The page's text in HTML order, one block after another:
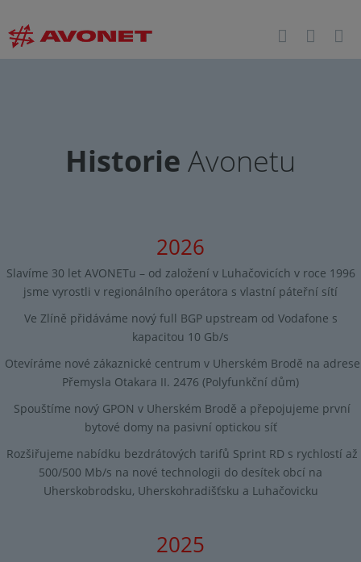
Historie Avonetu
2026
Slavíme 30 let AVONETu – od založení v Luhačovicích v roce 1996
jsme vyrostli v regionálního operátora s vlastní páteřní sítí
Ve Zlíně přidáváme nový full BGP upstream od Vodafone s
kapacitou 10 Gb/s
Otevíráme nové zákaznické centrum v Uherském Brodě na adrese
Přemysla Otakara II. 2476 (Polyfunkční dům)
Spouštíme nový GPON v Uherském Brodě a přepojujeme první
bytové domy na pasivní optickou síť
Rozšiřujeme nabídku bezdrátových tarifů Sprint RD s rychlostí až
500/500 Mb/s na nové technologii do desítek obcí na
Uherskobrodsku, Uherskohradišťsku a Luhačovicku
2025